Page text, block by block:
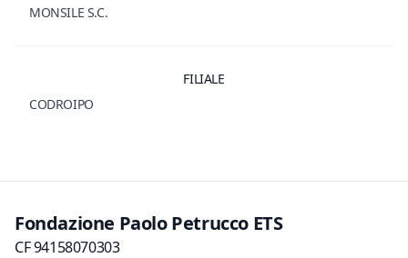
MONSILE S.C.
FILIALE
CODROIPO
Fondazione Paolo Petrucco ETS
CF 94158070303